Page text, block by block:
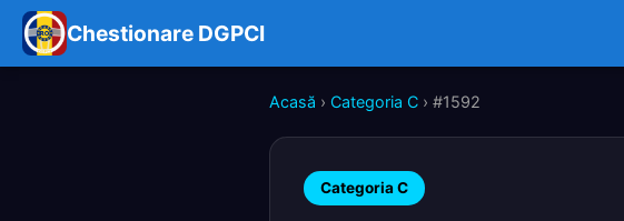
Chestionare DGPCI
Acasă › Categoria C › #1592
Categoria C